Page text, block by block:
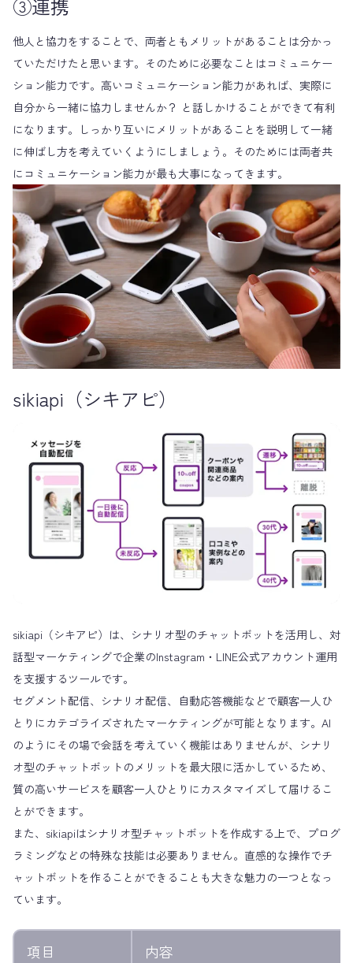
③連携
他人と協力をすることで、両者ともメリットがあることは分かっ
ていただけたと思います。そのために必要なことはコミュニケー
ション能力です。高いコミュニケーション能力があれば、実際に
自分から一緒に協力しませんか？ と話しかけることができて有利
になります。しっかり互いにメリットがあることを説明して一緒
に伸ばし方を考えていくようにしましょう。そのためには両者共
にコミュニケーション能力が最も大事になってきます。
sikiapi（シキアピ）
sikiapi（シキアピ）は、シナリオ型のチャットボットを活用し、対
話型マーケティングで企業のInstagram・LINE公式アカウント運用
を支援するツールです。
セグメント配信、シナリオ配信、自動応答機能などで顧客一人ひ
とりにカテゴライズされたマーケティングが可能となります。AI
のようにその場で会話を考えていく機能はありませんが、シナリ
オ型のチャットボットのメリットを最大限に活かしているため、
質の高いサービスを顧客一人ひとりにカスタマイズして届けるこ
とができます。
また、sikiapiはシナリオ型チャットボットを作成する上で、プログ
ラミングなどの特殊な技能は必要ありません。直感的な操作でチ
ャットボットを作ることができることも大きな魅力の一つとなっ
ています。
項目 内容